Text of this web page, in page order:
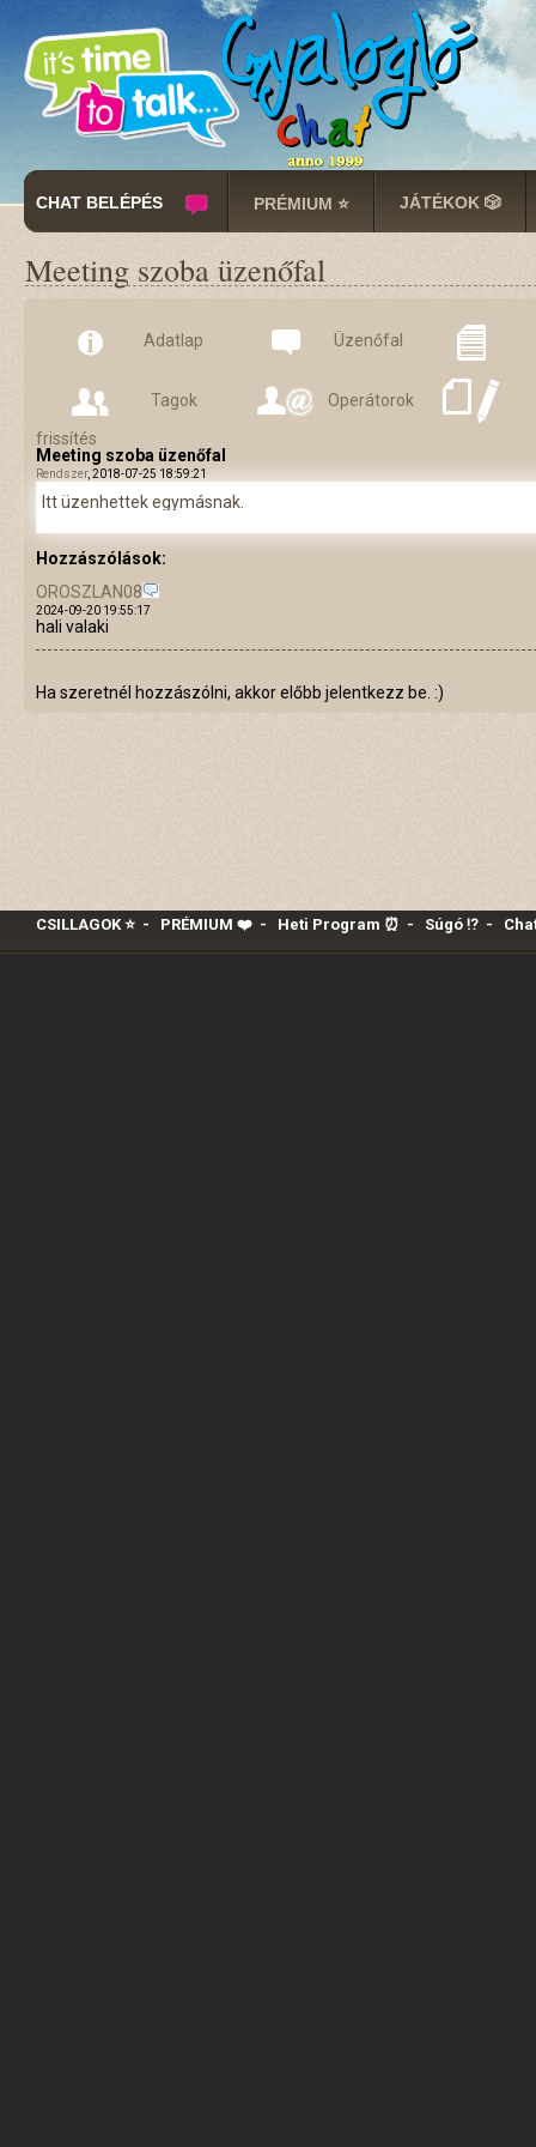
CHAT BELÉPÉS PRÉMIUM ⭐ JÁTÉKOK 🎲
Meeting szoba üzenőfal
Adatlap Üzenőfal
Tagok
Operátorok
frissítés
Meeting szoba üzenőfal
Rendszer, 2018-07-25 18:59:21
Itt üzenhettek egymásnak.
Hozzászólások:
OROSZLAN08
2024-09-20 19:55:17
hali valaki
Ha szeretnél hozzászólni, akkor előbb jelentkezz be. :)
CSILLAGOK ⭐- PRÉMIUM ❤️‍- Heti Program ⏰ - Súgó ⁉️-